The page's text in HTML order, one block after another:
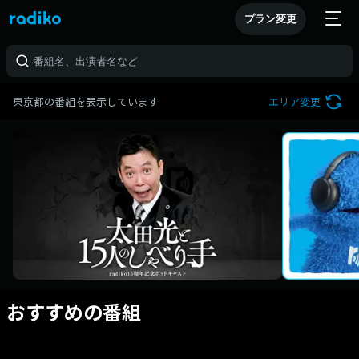
プラン変更
東京都の番組を表示しています エリア変更
おすすめの番組